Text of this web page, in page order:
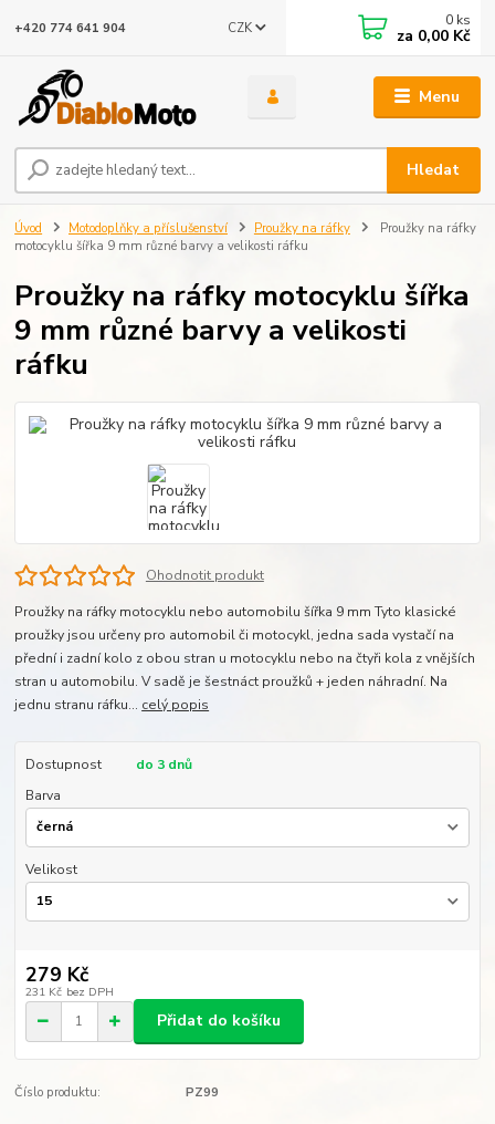
Menu
CZK
Hledat
+420 774 641 904 0 ks
za 0,00 Kč
Úvod Motodoplňky a příslušenství Proužky na ráfky
Proužky na ráfky
motocyklu šířka 9 mm různé barvy a velikosti ráfku
Proužky na ráfky motocyklu šířka
9 mm různé barvy a velikosti
ráfku
Ohodnotit produkt
Proužky na ráfky motocyklu nebo automobilu šířka 9 mm Tyto klasické
proužky jsou určeny pro automobil či motocykl, jedna sada vystačí na
přední i zadní kolo z obou stran u motocyklu nebo na čtyři kola z vnějších
stran u automobilu. V sadě je šestnáct proužků + jeden náhradní. Na
jednu stranu ráfku... celý popis
Dostupnost
do 3 dnů
Barva
Velikost
279 Kč
231 Kč bez DPH
Přidat do košíku
Číslo produktu: PZ99